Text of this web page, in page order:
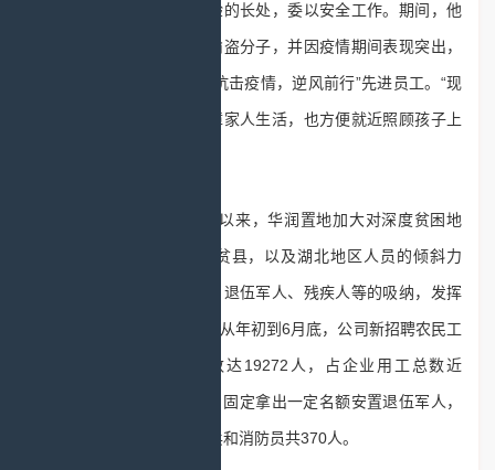
理突发事件及消防管理经验的长处，委以安全工作。期间，他
协助辖区派出所抓获多名偷盗分子，并因疫情期间表现突出，
获评华润置地物业总公司“抗击疫情，逆风前行”先进员工。“现
在的工作既能在收入上保障家人生活，也方便就近照顾孩子上
近两年，尤其是疫情以来，华润置地加大对深度贫困地
区、国资委和中央定点扶贫县，以及湖北地区人员的倾斜力
度，进一步加强对农民工、退伍军人、残疾人等的吸纳，发挥
央企托底作用。数据显示，从年初到6月底，公司新招聘农民工
1807人，使用农民工总数达19272人，占企业用工总数近
40%。在新增招聘需求中，固定拿出一定名额安置退伍军人，
2020上半年已接收退役士兵和消防员共370人。